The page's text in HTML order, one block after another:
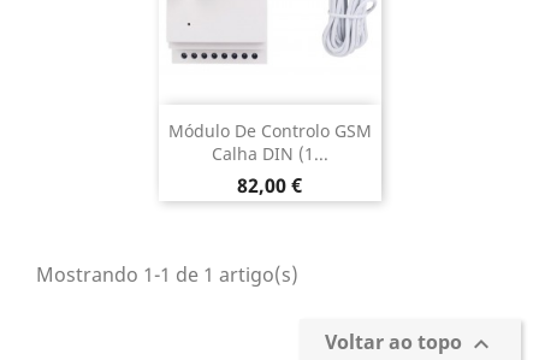
Módulo De Controlo GSM
Calha DIN (1...
Preço
82,00 €
Mostrando 1-1 de 1 artigo(s)
Voltar ao topo 